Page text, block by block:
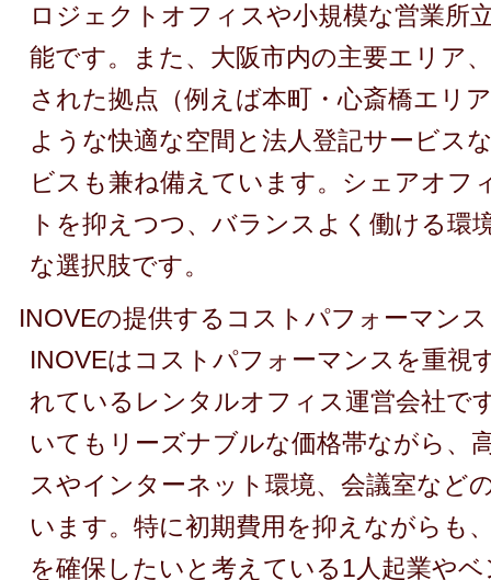
ロジェクトオフィスや小規模な営業所
能です。また、大阪市内の主要エリア
された拠点（例えば本町・心斎橋エリ
ような快適な空間と法人登記サービス
ビスも兼ね備えています。シェアオフ
トを抑えつつ、バランスよく働ける環
な選択肢です。
INOVEの提供するコストパフォーマンス
INOVEはコストパフォーマンスを重視
れているレンタルオフィス運営会社で
いてもリーズナブルな価格帯ながら、
スやインターネット環境、会議室など
います。特に初期費用を抑えながらも
を確保したいと考えている1人起業や